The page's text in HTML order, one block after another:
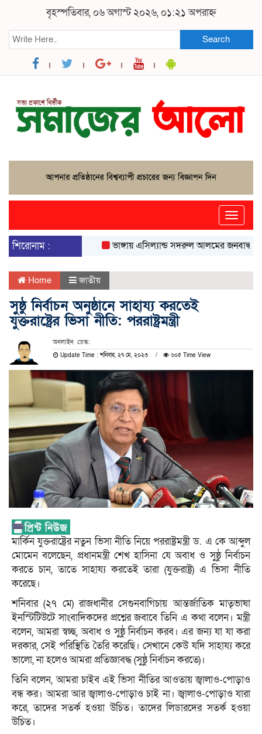
বৃহস্পতিবার, ০৬ অগাস্ট ২০২৬, ০১:২১ অপরাহ্ন
Search
Toggle
শিরোনাম :
ভাঙ্গায় এসিল্যান্ড সদরুল আলমের জনবান্ধব
Home জাতীয়
সুষ্ঠু নির্বাচন অনুষ্ঠানে সাহায্য করতেই
যুক্তরাষ্ট্রের ভিসা নীতি: পররাষ্ট্রমন্ত্রী
অনলাইন ডেস্ক:
Update Time : শনিবার, ২৭ মে, ২০২৩ ৬০৫ Time View
মার্কিন যুক্তরাষ্ট্রের নতুন ভিসা নীতি নিয়ে পররাষ্ট্রমন্ত্রী ড. এ কে আব্দুল
মোমেন বলেছেন, প্রধানমন্ত্রী শেখ হাসিনা যে অবাধ ও সুষ্ঠু নির্বাচন
করতে চান, তাতে সাহায্য করতেই তারা (যুক্তরাষ্ট্র) এ ভিসা নীতি
করেছে।
শনিবার (২৭ মে) রাজধানীর সেগুনবাগিচায় আন্তর্জাতিক মাতৃভাষা
ইনস্টিটিউটে সাংবাদিকদের প্রশ্নের জবাবে তিনি এ কথা বলেন। মন্ত্রী
বলেন, আমরা স্বচ্ছ, অবাধ ও সুষ্ঠু নির্বাচন করব। এর জন্য যা যা করা
দরকার, সেই পরিস্থিতি তৈরি করেছি। সেখানে কেউ যদি সাহায্য করে
ভালো, না হলেও আমরা প্রতিজ্ঞাবদ্ধ (সুষ্ঠু নির্বাচন করতে)।
তিনি বলেন, আমরা চাইব এই ভিসা নীতির আওতায় জ্বালাও-পোড়াও
বন্ধ কর। আমরা আর জ্বালাও-পোড়াও চাই না। জ্বালাও-পোড়াও যারা
করে, তাদের সতর্ক হওয়া উচিত। তাদের লিডারদের সতর্ক হওয়া
উচিত।